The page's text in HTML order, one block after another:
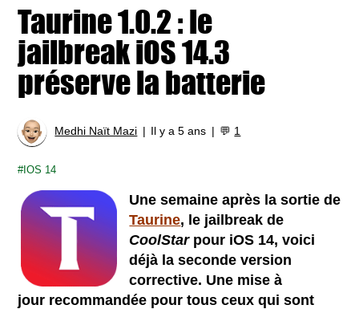
Taurine 1.0.2 : le
jailbreak iOS 14.3
préserve la batterie
Medhi Naït Mazi Il y a 5 ans 💬 1
IOS 14
Une semaine après la sortie de
Taurine, le jailbreak de
CoolStarpour iOS 14, voici
déjà la seconde version
corrective. Une mise à
jour recommandée pour tous ceux qui sont